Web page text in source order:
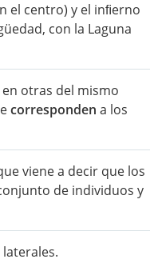
el centro) y el inﬁerno
con la Laguna
otras del mismo
corresponden a los
viene a decir que los
de individuos y